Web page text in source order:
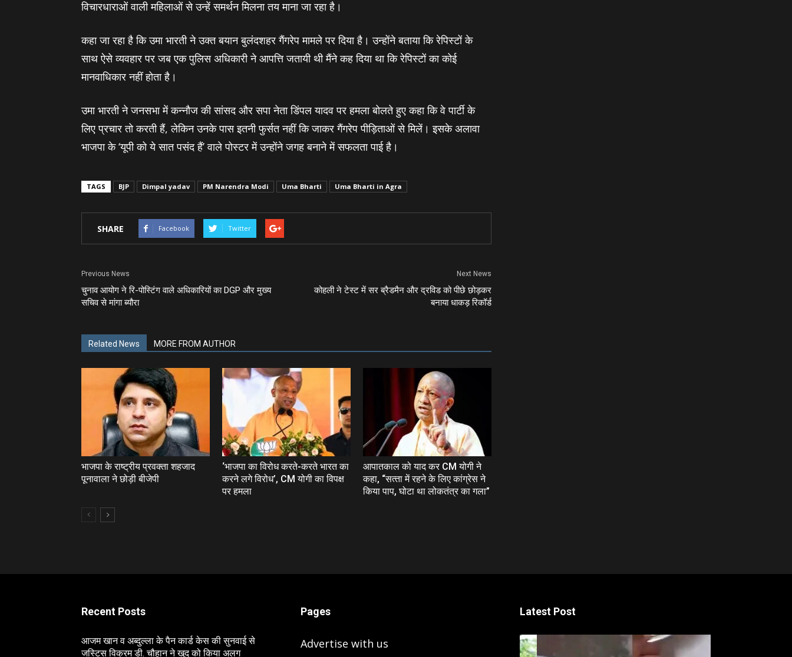
विचारधाराओं वाली महिलाओं से उन्‍हें समर्थन मिलना तय माना जा रहा है।
कहा जा रहा है कि उमा भारती ने उक्त बयान बुलंदशहर गैंगरेप मामले पर दिया है। उन्होंने बताया कि रेपिस्टों के
साथ ऐसे व्यवहार पर जब एक पुलिस अधिकारी ने आपत्ति जतायी थी मैंने कह दिया था कि रेपिस्टों का कोई
मानवाधिकार नहीं होता है।
उमा भारती ने जनसभा में कन्‍नौज की सांसद और सपा नेता डिंपल यादव पर हमला बोलते हुए कहा कि वे पार्टी के
लिए प्रचार तो करती हैं, लेकिन उनके पास इतनी फुर्सत नहीं कि जाकर गैंगरेप पीड़िताओं से मिलें। इसके अलावा
भाजपा के ‘यूपी को ये सात पसंद हैं’ वाले पोस्टर में उन्होंने जगह बनाने में सफलता पाई है।
TAGS BJP Dimpal yadav PM Narendra Modi Uma Bharti Uma Bharti in Agra
SHARE Facebook Twitter
Previous News
चुनाव आयोग ने रि-पोस्टिंग वाले अधिकारियों का DGP और मुख्‍य
सचिव से मांगा ब्‍यौरा
Next News
कोहली ने टेस्‍ट में सर ब्रैडमैन और द्रविड को पीछे छोड़कर
बनाया धाकड़ रिकॉर्ड
Related News MORE FROM AUTHOR
भाजपा के राष्ट्रीय प्रवक्ता शहजाद
पूनावाला ने छोड़ी बीजेपी
‘भाजपा का विरोध करते-करते भारत का
करने लगे विरोध’, CM योगी का विपक्ष
पर हमला
आपातकाल को याद कर CM योगी ने
कहा, “सत्‍ता में रहने के लिए कांग्रेस ने
किया पाप, घोटा था लोकतंत्र का गला”
Recent Posts
आजम खान व अब्दुल्ला के पैन कार्ड केस की सुनवाई से
जस्टिस विक्रम डी. चौहान ने खुद को किया अलग
Pages
Advertise with us
Latest Post